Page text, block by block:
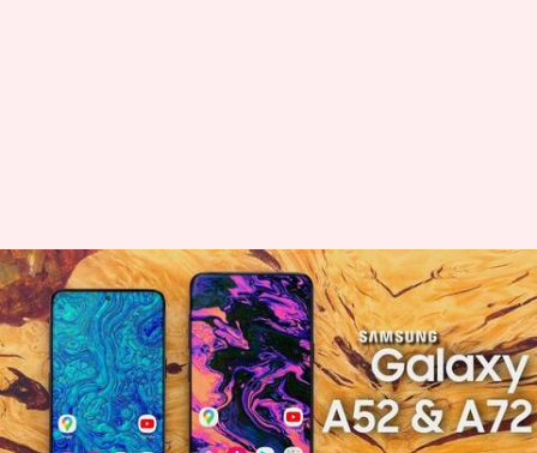
सैमसंग गैलेक्सी A52 और A72 की
कीमतों का हुआ खुलासा, जानिए
फीचर्स
लेखन मोना दीक्षित Jan 27, 2021 12:22 pm